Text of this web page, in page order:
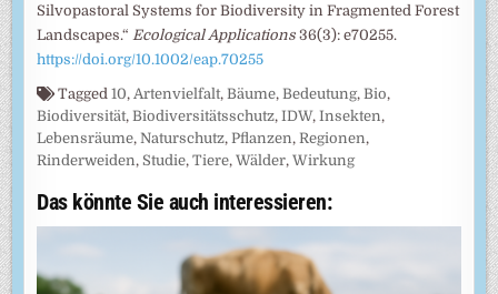
Silvopastoral Systems for Biodiversity in Fragmented Forest
Landscapes.“ Ecological Applications 36(3): e70255.
https://doi.org/10.1002/eap.70255
Tagged10, Artenvielfalt, Bäume, Bedeutung, Bio,
Biodiversität, Biodiversitätsschutz,IDW,Insekten,
Lebensräume, Naturschutz, Pflanzen, Regionen,
Rinderweiden, Studie,Tiere,Wälder,Wirkung
Das könnte Sie auch interessieren: